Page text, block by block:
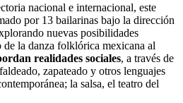
nacional e internacional, este
por 13 bailarinas bajo la dirección
nuevas posibilidades
de la danza folklórica mexicana al
realidades sociales, a través de
zapateado y otros lenguajes
la salsa, el teatro del